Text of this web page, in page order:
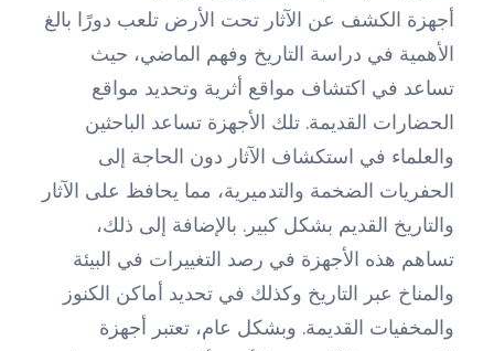
أجهزة الكشف عن الآثار تحت الأرض تلعب دورًا بالغ
الأهمية في دراسة التاريخ وفهم الماضي، حيث
تساعد في اكتشاف مواقع أثرية وتحديد مواقع
الحضارات القديمة. تلك الأجهزة تساعد الباحثين
والعلماء في استكشاف الآثار دون الحاجة إلى
الحفريات الضخمة والتدميرية، مما يحافظ على الآثار
والتاريخ القديم بشكل كبير. بالإضافة إلى ذلك،
تساهم هذه الأجهزة في رصد التغييرات في البيئة
والمناخ عبر التاريخ وكذلك في تحديد أماكن الكنوز
والمخفيات القديمة. وبشكل عام، تعتبر أجهزة